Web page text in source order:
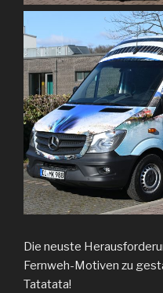
Die neuste
Fernweh-Motiven zu
Tatatata!